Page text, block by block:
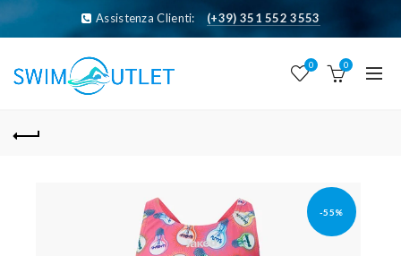
Assistenza Clienti: (+39) 351 552 3553
0 0
-55%